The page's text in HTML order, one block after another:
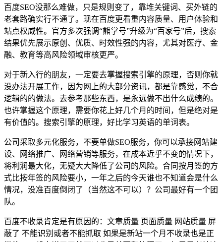
百度SEO没那么难做，只是规则变了，靠堆关键词、买外链的
老套路确实行不通了。现在百度更看重内容质量、用户体验和
站点权威性。官方多次强调“熊掌号”升级为“百家号”后，搜索
结果优先展示原创、优质、时效性强的内容，尤其对医疗、金
融、教育等高风险领域审核更严。
对于新入行的朋友，一定要去掌握搜索引擎的原理，否则你就
没办法开展工作，因为网上的大部分资讯，都是靠感觉，不合
逻辑的的做法。去参考那些东西，是永远做不出什么成绩的。
也许掌握这个原理，需要你花上好几个月的时间，但是绝对是
有价值的。搜索引擎的原理，好比学习英语的单词表。
公司采取多元化服务，不要单做SEO服务，你可以承接网站建
设、网络推广、网络营销等服务，在成本近乎不变的情况下，
将利润最大化，无疑大大降低了公司的风险。合同按月签的方
式比按年签的风险要小，一年之后的今天谁也不知道会是什么
情况，没准百度倒闭了（当然这不可以）？公司最好有一个团
队。
百度不收录肯定是有原因的：文章质量 页面质量 网站质量 屏
蔽了 不能识别或者不能抓取 如果是新站一个月不收录也是正